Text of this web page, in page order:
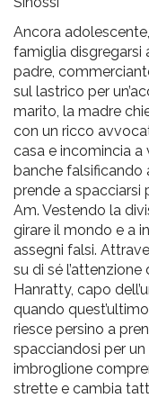
e
Ancora
famiglia disgregarsi
padre,
sul lastrico per
marito, la madre
con un ricco
casa e incomincia
banche falsificando
prende a spacciarsi
Am. Vestendo la
girare il mondo e a
assegni falsi.
su di sé l’attenzione
Hanratty, capo
quando
riesce persino a
spacciandosi per
imbroglione
strette e cambia